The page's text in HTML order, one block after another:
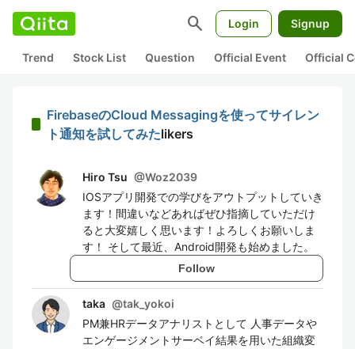
search Login Signup
Trend Stock List Question Official Event Official
FirebaseのCloud Messagingを使ってサイレン
ト通知を試してみたlikers
Hiro Tsu @Woz2039
IOSアプリ開発での学びをアウトプットしていき
ます！間違いなどあればぜひ指摘していただけ
ると大変嬉しく思います！よろしくお願いしま
す！ そして最近、Android開発も始めました。
Follow
taka @tak_yokoi
PM兼HRデータアナリストとして 人事データや
エンゲージメントサーベイ結果を用いた組織変